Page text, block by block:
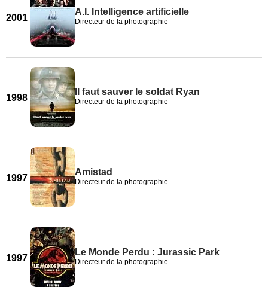
2001
A.I. Intelligence artificielle
Directeur de la photographie
1998
Il faut sauver le soldat Ryan
Directeur de la photographie
1997
Amistad
Directeur de la photographie
1997
Le Monde Perdu : Jurassic Park
Directeur de la photographie